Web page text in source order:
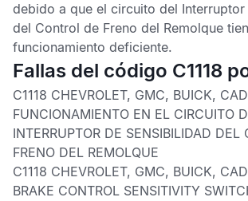
debido a que el circuito del Interruptor
del Control de Freno del Remolque
funcionamiento deficiente.
Fallas del código C1118
C1118 CHEVROLET, GMC, BUICK,
FUNCIONAMIENTO EN EL CIRCUITO
INTERRUPTOR DE SENSIBILIDAD DEL
FRENO DEL REMOLQUE
C1118 CHEVROLET, GMC, BUICK,
BRAKE CONTROL SENSITIVITY